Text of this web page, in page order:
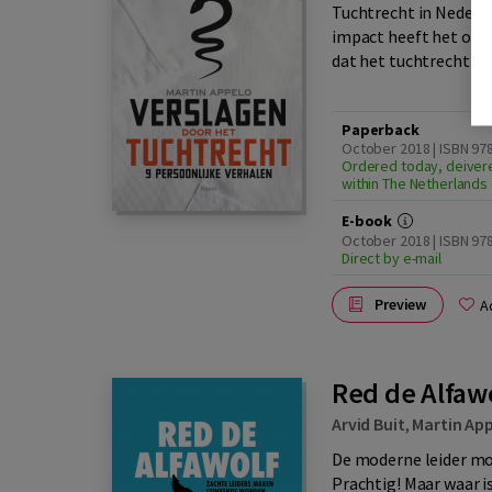
Tuchtrecht in
impact heeft het op
dat het tuchtrecht in
Paperback
October 2018 | ISBN
Ordered today,
within The Netherlands
E-book
October 2018 | ISBN
Direct by e-mail
Preview
Red de
Arvid Buit, Martin
De moderne leider
Prachtig! Maar waar